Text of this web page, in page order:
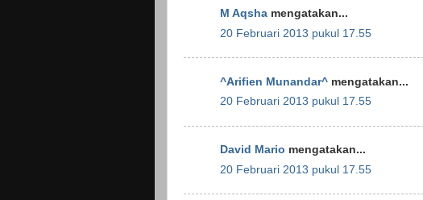
M Aqsha mengatakan...
20 Februari 2013 pukul 17.55
^Arifien Munandar^ mengatakan...
20 Februari 2013 pukul 17.55
David Mario mengatakan...
20 Februari 2013 pukul 17.55